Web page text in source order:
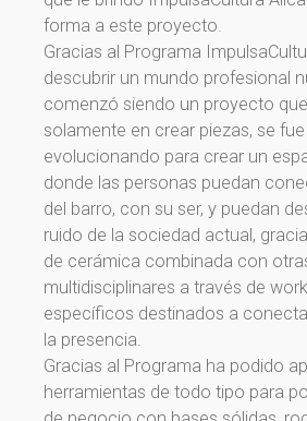
¡Gracias por
nuestra
¡Gracias por suscribirte a
forma a este proyecto.
Gracias al Programa
descubrir un mundo profesional
comenzó siendo un proyecto
solamente en crear piezas, se
evolucionando para crear un
donde las personas puedan
del barro, con su ser, y puedan
ruido de la sociedad actual,
de cerámica combinada con
multidisciplinares a través de
específicos destinados a
la presencia.
Gracias al Programa ha podido
herramientas de todo tipo para